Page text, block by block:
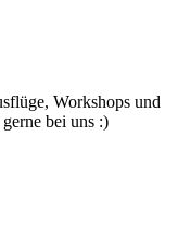
Workshops und
bei uns :)